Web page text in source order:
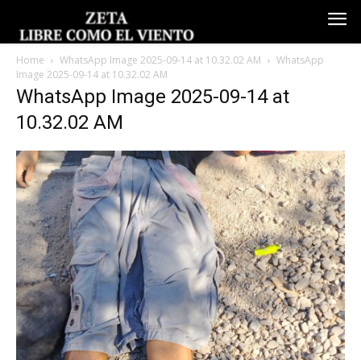
Home WhatsApp Image 2025-09-14 at 10.32.02 AM
WhatsApp
Image 2025-09-14 at 10.32.02 AM
WhatsApp Image 2025-09-14 at
10.32.02 AM